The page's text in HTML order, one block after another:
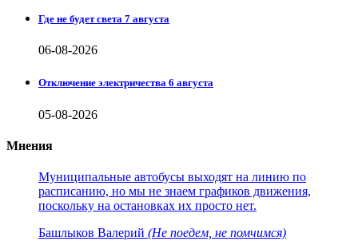
Где не будет света 7 августа
06-08-2026
Отключение электричества 6 августа
05-08-2026
Мнения
Муниципальные автобусы выходят на линию по
расписанию, но мы не знаем графиков движения,
поскольку на остановках их просто нет.
Башлыков Валерий (Не поедем, не помчимся)